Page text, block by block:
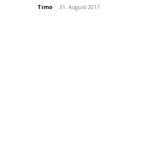
Timo - 31. August 2017